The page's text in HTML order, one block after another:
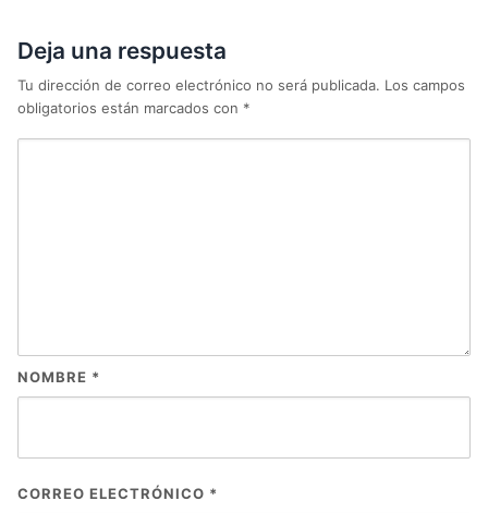
Deja una respuesta
Tu dirección de correo electrónico no será publicada. Los campos
obligatorios están marcados con *
NOMBRE *
CORREO ELECTRÓNICO *